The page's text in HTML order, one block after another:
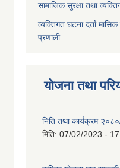
सामाजिक सुरक्षा तथा
व्यक्तिगत घटना दर्ता
प्रणाली
योजना तथा
निति तथा कार्यक्रम
मिति: 07/02/2023 -